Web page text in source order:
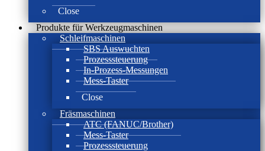
Close
Produkte für Werkzeugmaschinen
Schleifmaschinen
SBS Auswuchten
Prozesssteuerung
In-Prozess-Messungen
Mess-Taster
Close
Fräsmaschinen
ATC (FANUC/Brother)
Mess-Taster
Prozesssteuerung